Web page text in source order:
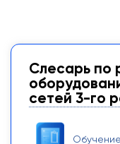
Слесарь по
сетей 3-го